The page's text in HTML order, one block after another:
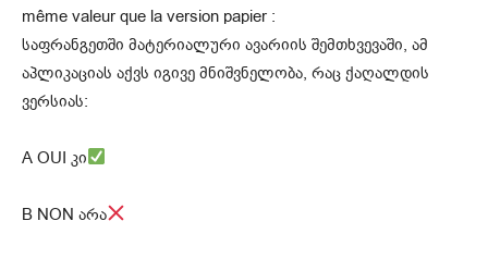
même valeur que la version papier :
საფრანგეთში მატერიალური ავარიის შემთხვევაში, ამ
აპლიკაციას აქვს იგივე მნიშვნელობა, რაც ქაღალდის
ვერსიას:
A OUI კი
B NON არა